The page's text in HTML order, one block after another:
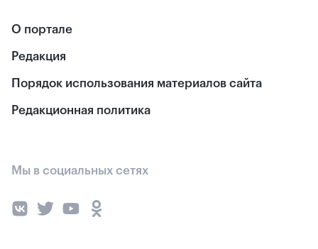
О портале
Редакция
Порядок использования материалов сайта
Редакционная политика
Мы в социальных сетях